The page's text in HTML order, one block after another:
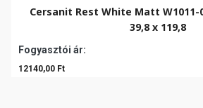
Cersanit Rest White Matt
39,8 x 119,8
Fogyasztói ár:
12140,00 Ft